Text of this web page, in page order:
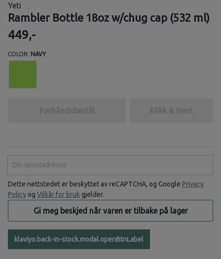
Yeti
Rambler Bottle 18oz w/chug cap (532 ml)
449,-
COLOR: NAVY
Forhåndsbestill Klikk & Hent
Dette nettstedet er beskyttet av reCAPTCHA, og Google Privacy
Policy og Vilkår for bruk gjelder.
Gi meg beskjed når varen er tilbake på lager
klaviyo.back-in-stock.modal.openBtnLabel